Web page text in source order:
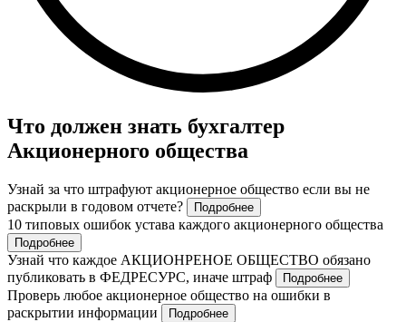
Что должен знать бухгалтер
Акционерного общества
Узнай за что штрафуют акционерное общество если вы не
раскрыли в годовом отчете?
Подробнее
10 типовых ошибок устава каждого акционерного общества
Подробнее
Узнай что каждое АКЦИОНРЕНОЕ ОБЩЕСТВО обязано
публиковать в ФЕДРЕСУРС, иначе штраф
Подробнее
Проверь любое акционерное общество на ошибки в
раскрытии информации
Подробнее